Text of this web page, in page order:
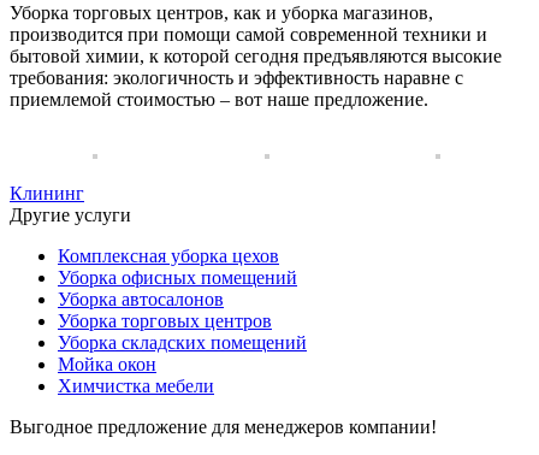
Уборка торговых центров, как и уборка магазинов,
производится при помощи самой современной техники и
бытовой химии, к которой сегодня предъявляются высокие
требования: экологичность и эффективность наравне с
приемлемой стоимостью – вот наше предложение.
Клининг
Другие услуги
Комплексная уборка цехов
Уборка офисных помещений
Уборка автосалонов
Уборка торговых центров
Уборка складских помещений
Мойка окон
Химчистка мебели
Выгодное предложение для менеджеров компании!